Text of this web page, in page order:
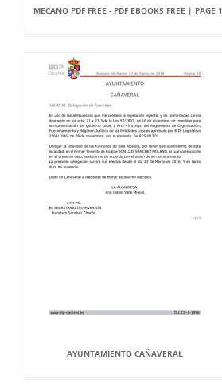
MECANO PDF FREE - PDF EBOOKS FREE | PAGE 1
AYUNTAMIENTO CAÑAVERAL